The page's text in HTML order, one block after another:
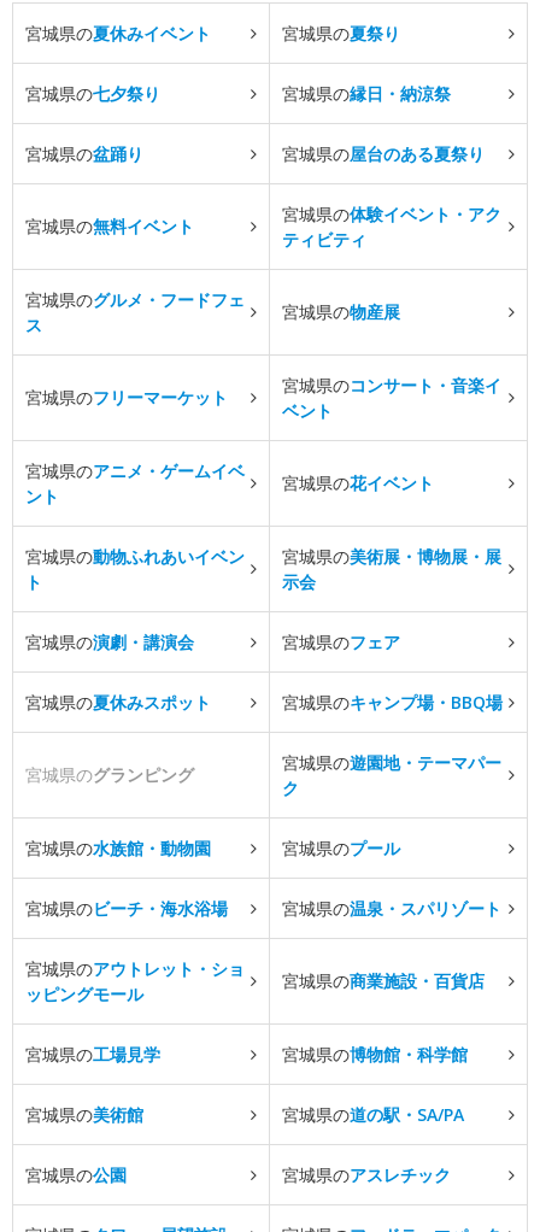
宮城県の夏休みイベント 宮城県の夏祭り
宮城県の七夕祭り 宮城県の縁日・納涼祭
宮城県の盆踊り 宮城県の屋台のある夏祭り
宮城県の無料イベント
宮城県の体験イベント・アク
ティビティ
宮城県のグルメ・フードフェ
ス
宮城県の物産展
宮城県のフリーマーケット
宮城県のコンサート・音楽イ
ベント
宮城県のアニメ・ゲームイベ
ント
宮城県の花イベント
宮城県の動物ふれあいイベン
ト
宮城県の美術展・博物展・展
示会
宮城県の演劇・講演会 宮城県のフェア
宮城県の夏休みスポット 宮城県のキャンプ場・BBQ場
宮城県のグランピング
宮城県の遊園地・テーマパー
ク
宮城県の水族館・動物園 宮城県のプール
宮城県のビーチ・海水浴場 宮城県の温泉・スパリゾート
宮城県のアウトレット・ショ
ッピングモール
宮城県の商業施設・百貨店
宮城県の工場見学 宮城県の博物館・科学館
宮城県の美術館 宮城県の道の駅・SA/PA
宮城県の公園 宮城県のアスレチック